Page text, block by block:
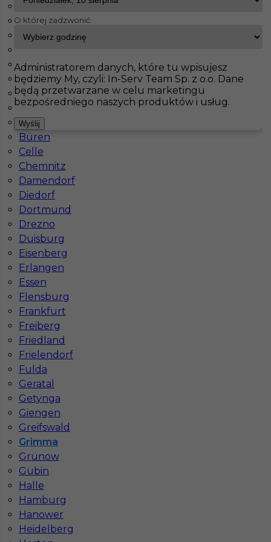
InServ Oferty pracy
Pokaż filtr
Bad Liebenzell
Barth
Bergheim
Blaustein
Blumberg
Bochum
Bonn
Bremen
Büren
Celle
Chemnitz
Damendorf
Diedorf
Dortmund
Drezno
Duisburg
Eisenberg
Erlangen
Essen
Flensburg
Frankfurt
Freiberg
Friedland
Frielendorf
Fulda
Geratal
Getynga
Giengen
Greifswald
Grimma
Grünow
Gubin
Halle
Hamburg
Hanower
Heidelberg
Praca murarz zbrojarz za granicą
Kategoria Prace budowlane
Lokalizacja Niemcy
Wymagane języki
Niemiecki dobry
Stawka 13 - 15 € / h
1
Znaleziono 1 wyników
Najczęściej zadawane pytania (FAQ)
Jak znaleźć pracę za granicą?
Czy praca Niemcy na budowie nadal się
opłaca przy obecnych kosztach życia?
O której zadzwonić:
Administratorem danych, które tu wpisujesz
będziemy My, czyli: In-Serv Team Sp. z o.o. Dane
będą przetwarzane w celu marketingu
bezpośredniego naszych produktów i usług.
Wyślij